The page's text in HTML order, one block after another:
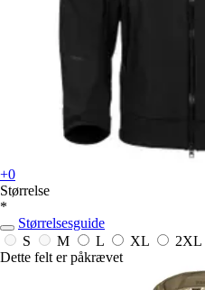
+0
Størrelse
*
Størrelsesguide
S
M L XL 2XL
Dette felt er påkrævet